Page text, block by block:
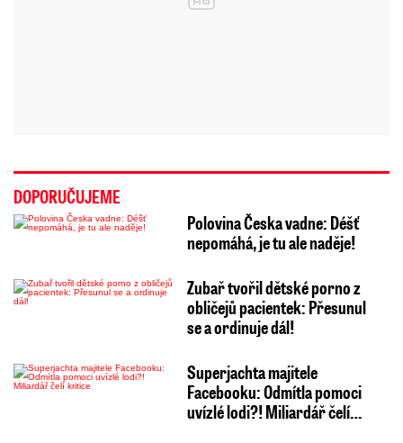
DOPORUČUJEME
Polovina Česka vadne: Déšť
nepomáhá, je tu ale naděje!
Zubař tvořil dětské porno z
obličejů pacientek: Přesunul
se a ordinuje dál!
Superjachta majitele
Facebooku: Odmítla pomoci
uvízlé lodi?! Miliardář čelí…